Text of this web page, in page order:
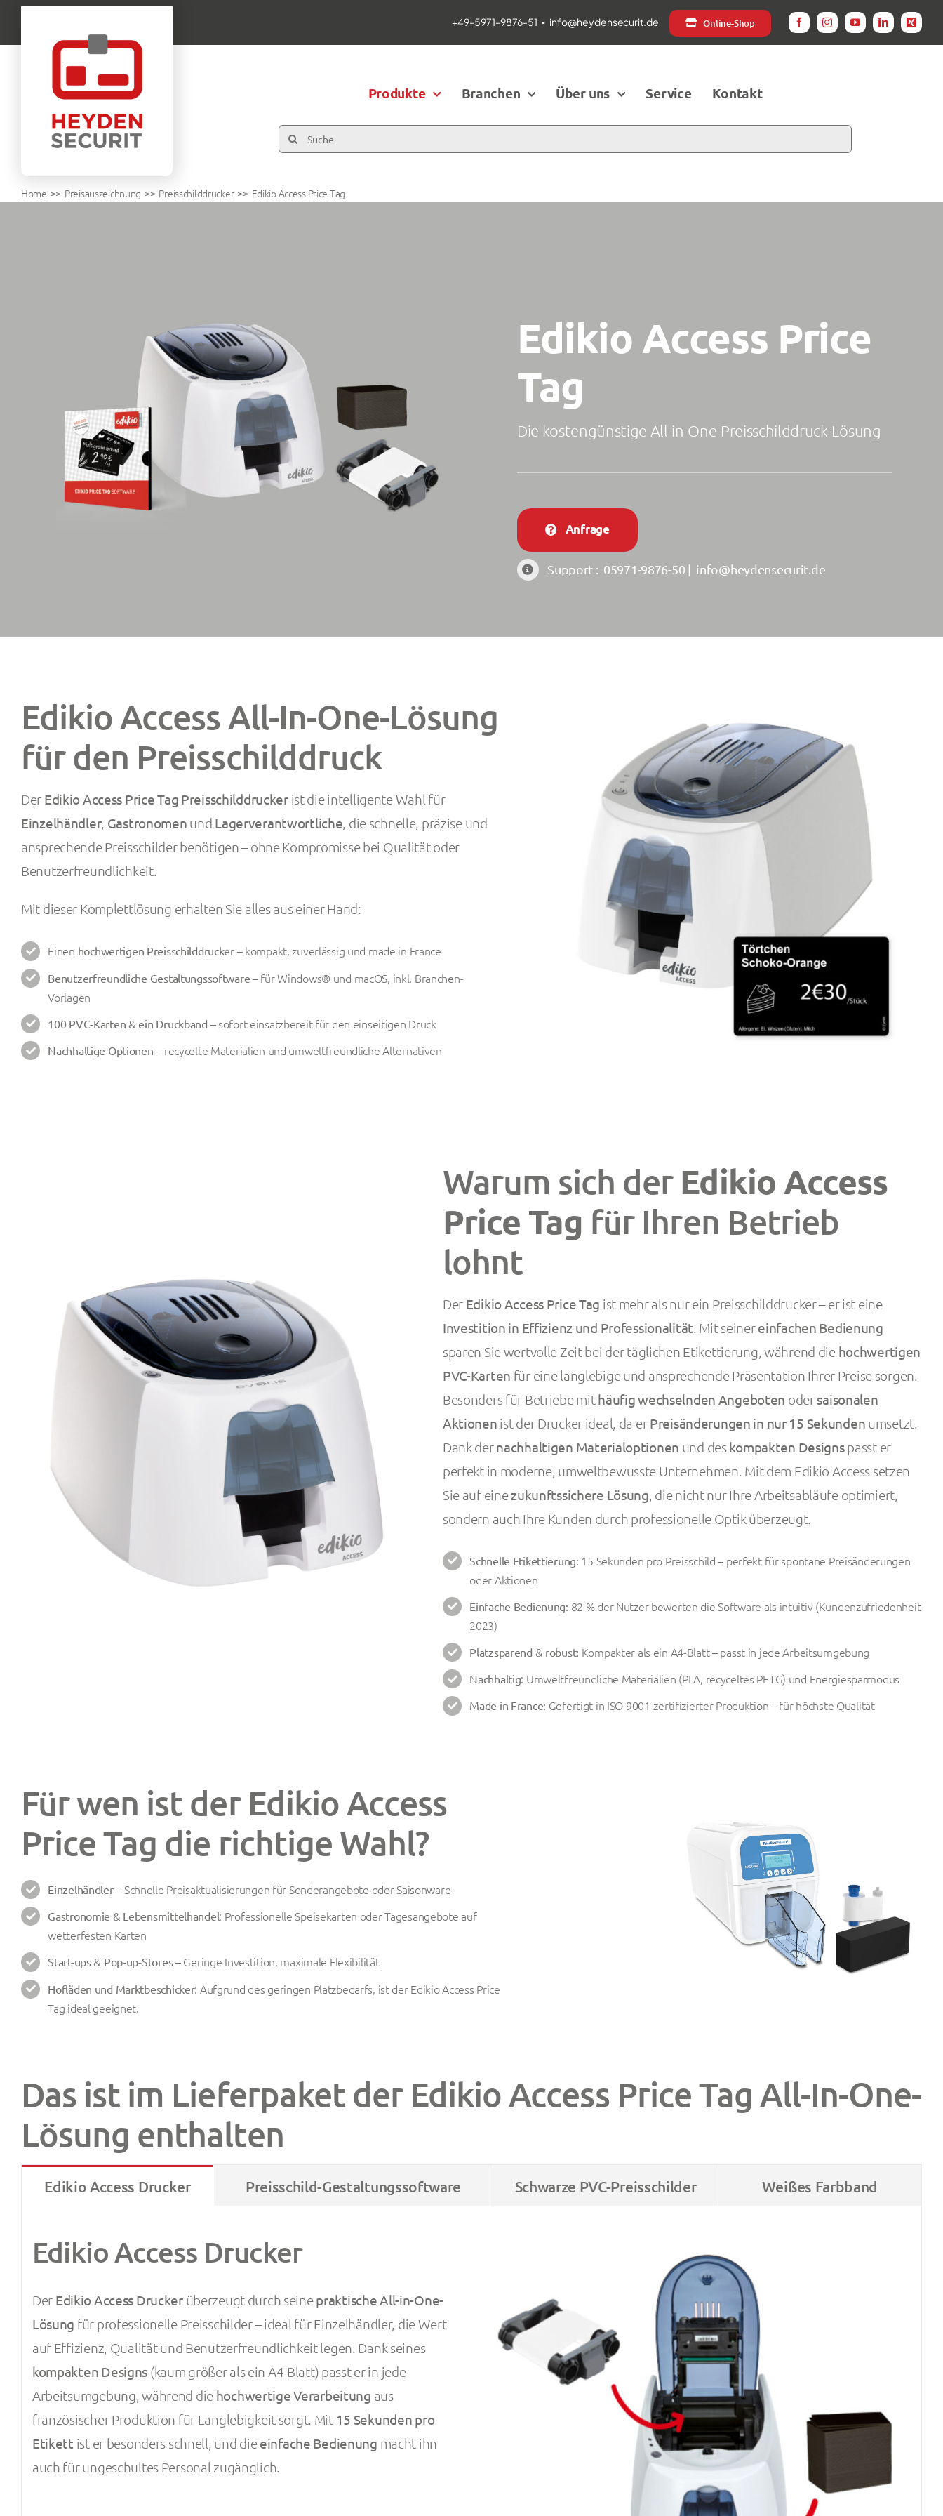
Zum
+49-5971-9876-51 ▪ info@heydensecurit.de Online-Shop
Produkte Branchen Über uns Service Kontakt
Suche
Home Preisauszeichnung Preisschilddrucker Edikio Access Price Tag
Edikio Access Price
Tag
Die kostengünstige All-in-One-Preisschilddruck-Lösung
Anfrage
Support : 05971-9876-50 | info@heydensecurit.de
Edikio Access All-In-One-Lösung
für den Preisschilddruck
Der Edikio Access Price Tag Preisschilddruckerist die intelligente Wahl für
Einzelhändler, Gastronomen und Lagerverantwortliche, die schnelle, präzise und
ansprechende Preisschilder benötigen – ohne Kompromisse bei Qualität oder
Benutzerfreundlichkeit.
Mit dieser Komplettlösung erhalten Sie alles aus einer Hand:
Einen hochwertigen Preisschilddrucker– kompakt, zuverlässig und made in France
Benutzerfreundliche Gestaltungssoftware – für Windows® und macOS, inkl. Branchen-
Vorlagen
100 PVC-Karten & ein Druckband – sofort einsatzbereit für den einseitigen Druck
Nachhaltige Optionen – recycelte Materialien und umweltfreundliche Alternativen
Warum sich der Edikio Access
Price Tag für Ihren Betrieb
lohnt
Der Edikio Access Price Tag ist mehr als nur ein Preisschilddrucker – er ist eine
Investition in Effizienz und Professionalität . Mit seinereinfachen Bedienung
sparen Sie wertvolle Zeit bei der täglichen Etikettierung, während die hochwertigen
PVC-Karten für eine langlebige und ansprechende Präsentation Ihrer Preise sorgen.
Besonders für Betriebe mithäufig wechselnden Angeboten odersaisonalen
Aktionen ist der Drucker ideal, da erPreisänderungen in nur 15 Sekunden umsetzt.
Dank dernachhaltigen Materialoptionen und deskompakten Designspasst er
perfekt in moderne, umweltbewusste Unternehmen. Mit dem Edikio Access setzen
Sie auf einezukunftssichere Lösung , die nicht nur Ihre Arbeitsabläufe optimiert,
sondern auch Ihre Kunden durch professionelle Optik überzeugt.
Schnelle Etikettierung: 15 Sekunden pro Preisschild – perfekt für spontane Preisänderungen
oder Aktionen
Einfache Bedienung: 82 % der Nutzer bewerten die Software als intuitiv (Kundenzufriedenheit
2023)
Platzsparend & robust: Kompakter als ein A4-Blatt – passt in jede Arbeitsumgebung
Nachhaltig: Umweltfreundliche Materialien (PLA, recyceltes PETG) und Energiesparmodus
Made in France: Gefertigt in ISO 9001-zertifizierter Produktion – für höchste Qualität
Für wen ist der Edikio Access
Price Tag die richtige Wahl?
Einzelhändler– Schnelle Preisaktualisierungen für Sonderangebote oder Saisonware
Gastronomie & Lebensmittelhandel: Professionelle Speisekarten oder Tagesangebote auf
wetterfesten Karten
Start-ups & Pop-up-Stores– Geringe Investition, maximale Flexibilität
Hofläden und Marktbeschicker: Aufgrund des geringen Platzbedarfs, ist der Edikio Access Price
Tag ideal geeignet.
Das ist im Lieferpaket der Edikio Access Price Tag All-In-One-
Lösung enthalten
Edikio Access Drucker Preisschild-Gestaltungssoftware Schwarze PVC-Preisschilder Weißes Farbband
Edikio Access Drucker
Der Edikio Access Druckerüberzeugt durch seinepraktische All-in-One-
Lösung für professionelle Preisschilder – ideal für Einzelhändler, die Wert
auf Effizienz, Qualität und Benutzerfreundlichkeit legen. Dank seines
kompakten Designs (kaum größer als ein A4-Blatt) passt er in jede
Arbeitsumgebung, während die hochwertige Verarbeitung aus
französischer Produktion für Langlebigkeit sorgt. Mit 15 Sekunden pro
Etikett ist er besonders schnell, und dieeinfache Bedienung macht ihn
auch für ungeschultes Personal zugänglich.